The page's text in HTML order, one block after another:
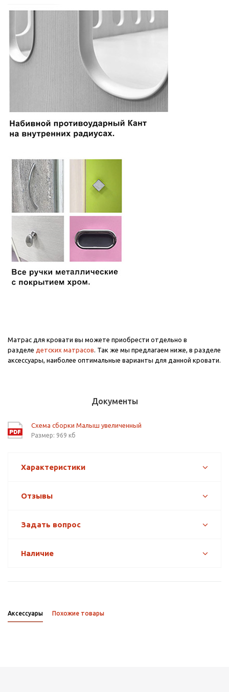
Матрас для кровати вы можете приобрести отдельно в
разделе детских матрасов. Так же мы предлагаем ниже, в разделе
аксессуары, наиболее оптимальные варианты для данной кровати.
Документы
Схема сборки Малыш увеличенный
Размер: 969 кб
Характеристики
Отзывы
Задать вопрос
Наличие
Аксессуары Похожие товары